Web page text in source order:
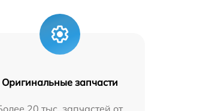
Оригинальные запчасти
20 тыс. запчастей от